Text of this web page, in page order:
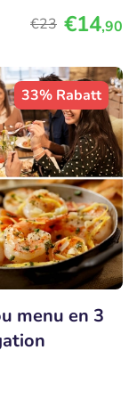
€23 €14,90
33% Rabatt
menu en 3